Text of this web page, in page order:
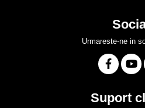
Urmareste-ne in
Suport